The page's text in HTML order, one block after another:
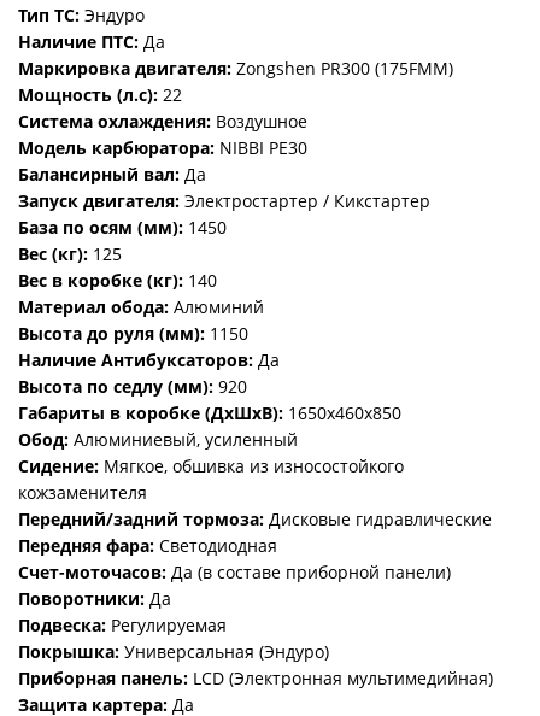
Тип ТС: Эндуро
Наличие ПТС: Да
Маркировка двигателя: Zongshen PR300 (175FMM)
Мощность (л.с): 22
Система охлаждения: Воздушное
Модель карбюратора: NIBBI PE30
Балансирный вал: Да
Запуск двигателя: Электростартер / Кикстартер
База по осям (мм): 1450
Вес (кг): 125
Вес в коробке (кг): 140
Материал обода: Алюминий
Высота до руля (мм): 1150
Наличие Антибуксаторов: Да
Высота по седлу (мм): 920
Габариты в коробке (ДхШхВ): 1650х460х850
Обод: Алюминиевый, усиленный
Сидение: Мягкое, обшивка из износостойкого
кожзаменителя
Передний/задний тормоза: Дисковые гидравлические
Передняя фара: Светодиодная
Счет-моточасов: Да (в составе приборной панели)
Поворотники: Да
Подвеска: Регулируемая
Покрышка: Универсальная (Эндуро)
Приборная панель: LCD (Электронная мультимедийная)
Защита картера: Да